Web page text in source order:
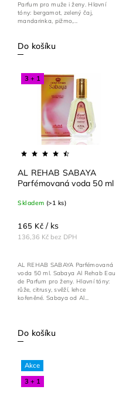
Do košíku
Parfum pro muže i ženy. Hlavní
tóny: bergamot, zelený čaj,
mandarinka, pižmo,...
3 + 1
AL REHAB SABAYA
Parfémovaná voda 50 ml
Skladem (>1 ks)
136,36 Kč bez DPH
165 Kč / ks
Do košíku
AL REHAB SABAYA Parfémovaná
voda 50 ml. Sabaya Al Rehab Eau
de Parfum pro ženy. Hlavní tóny:
růže, citrusy, svěží, lehce
kořeněné. Sabaya od Al...
Akce
3 + 1